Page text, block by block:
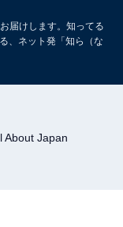
届けします。知ってる
、ネット発「知ら（な
About Japan